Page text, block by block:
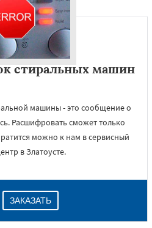
стиральных машин
машины - это сообщение о
Расшифровать сможет только
можно к нам в сервисный
в Златоусте.
ЗАКАЗАТЬ